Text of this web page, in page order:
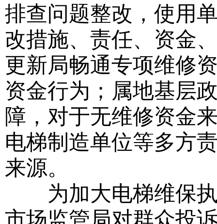
排查问题整改，使用
改措施、责任、资金
更新局畅通专项维修
资金行为；属地基层
障，对于无维修资金
电梯制造单位等多方
来源。
为加大电梯维保执
市场监管局对群众投